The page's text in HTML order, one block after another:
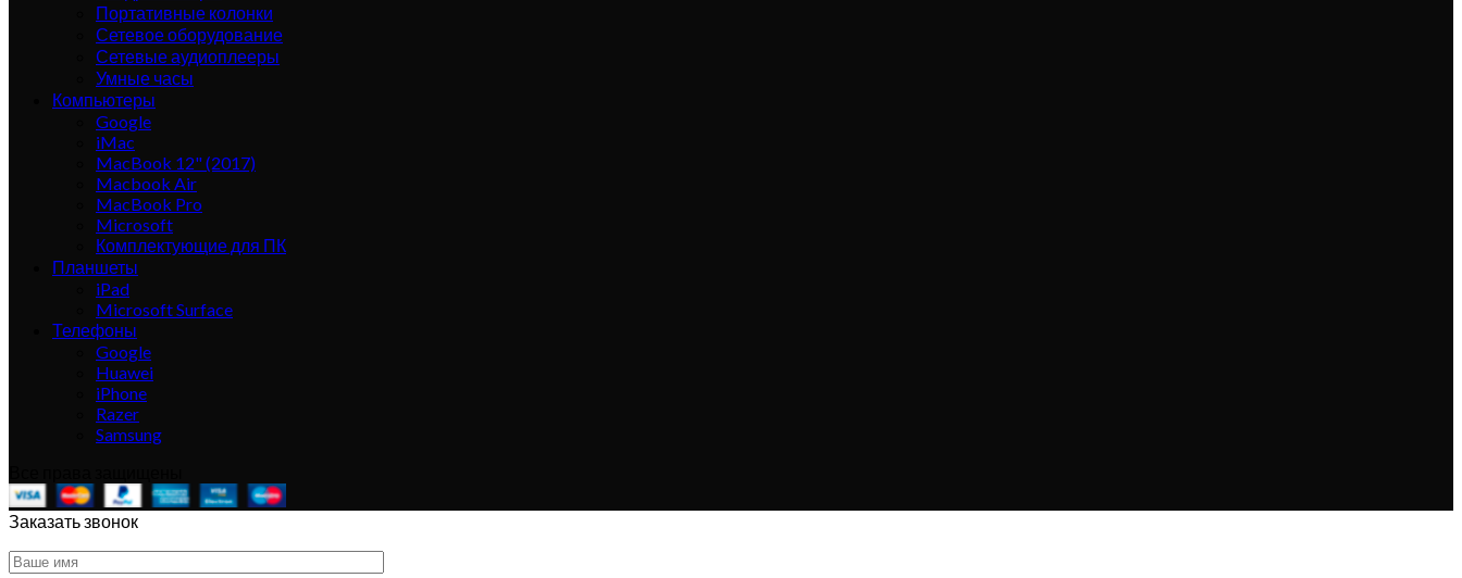
Портативные колонки
Сетевое оборудование
Сетевые аудиоплееры
Умные часы
Компьютеры
Google
iMac
MacBook 12" (2017)
Macbook Air
MacBook Pro
Microsoft
Комплектующие для ПК
Планшеты
iPad
Microsoft Surface
Телефоны
Google
Huawei
iPhone
Razer
Samsung
Заказать звонок